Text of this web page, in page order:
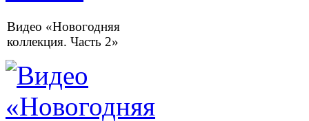
Видео «Новогодняя
коллекция. Часть 2»